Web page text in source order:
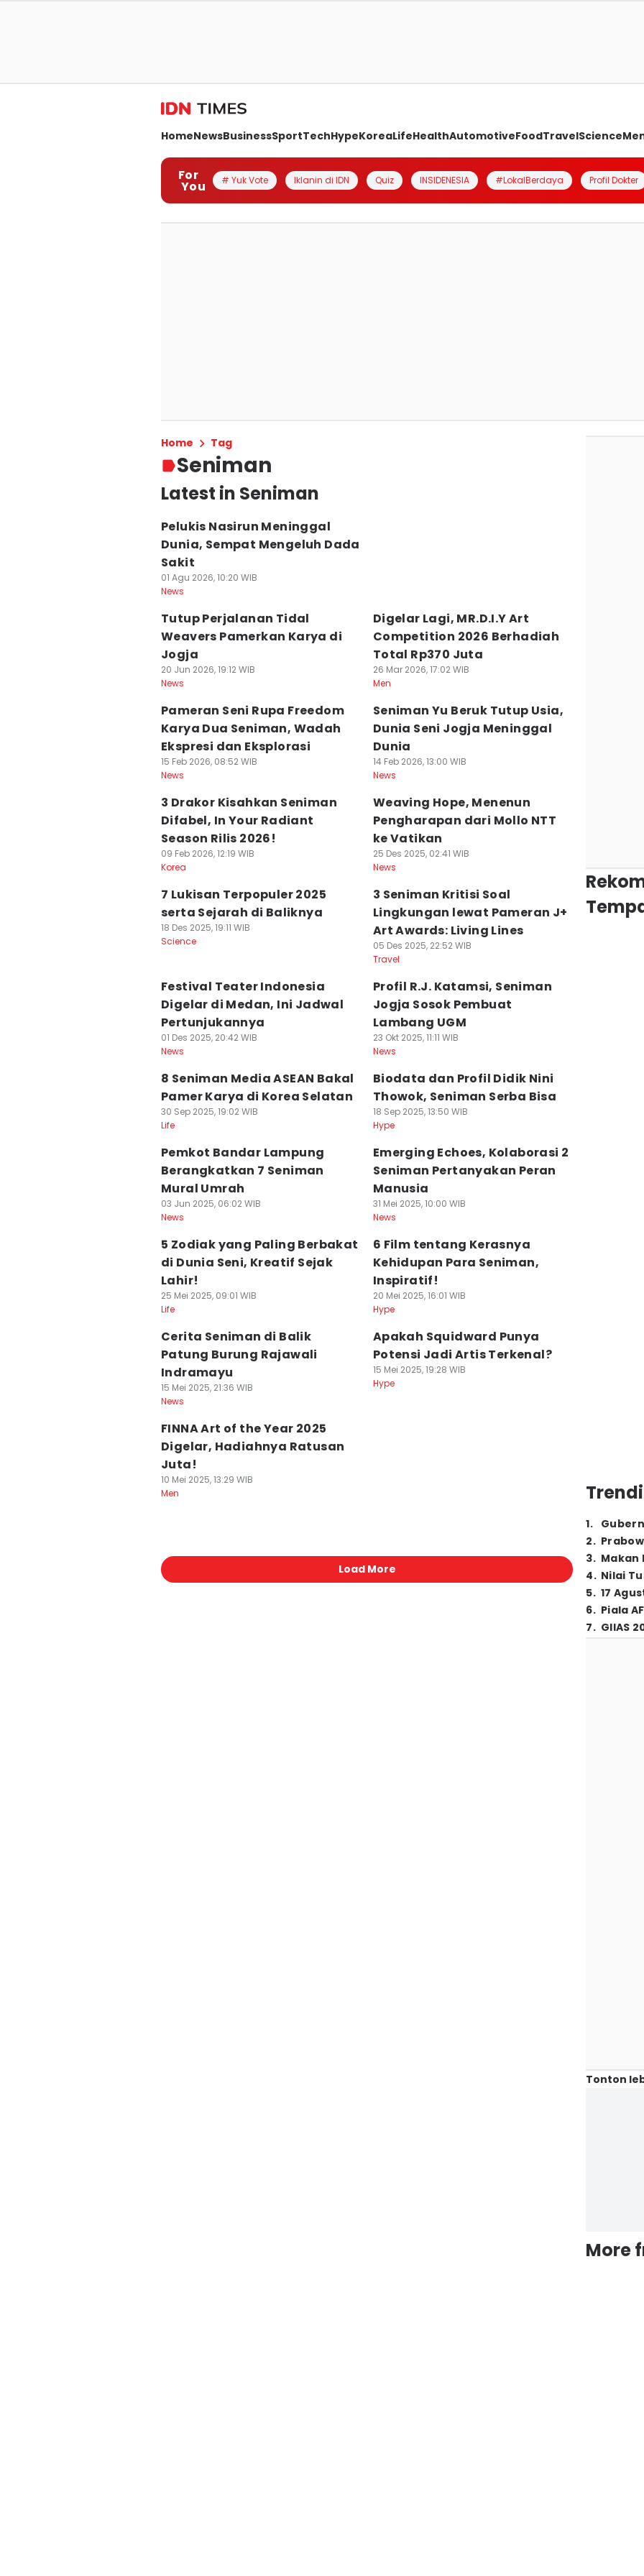
HomeNewsBusinessSportTechHypeKoreaLifeHealthAutomotiveFoodTravelScience
For
You # Yuk Vote Iklanin di IDN Quiz INSIDENESIA #LokalBerdaya Profil Dokter
Home Tag
Seniman
Latest in Seniman
Pelukis Nasirun Meninggal
Dunia, Sempat Mengeluh Dada
Sakit
01 Agu 2026, 10:20 WIB
News
Tutup Perjalanan Tidal
Weavers Pamerkan Karya di
Jogja
20 Jun 2026, 19:12 WIB
News
Digelar Lagi, MR.D.I.Y Art
Competition 2026 Berhadiah
Total Rp370 Juta
26 Mar 2026, 17:02 WIB
Men
Pameran Seni Rupa Freedom
Karya Dua Seniman, Wadah
Ekspresi dan Eksplorasi
15 Feb 2026, 08:52 WIB
News
Seniman Yu Beruk Tutup Usia,
Dunia Seni Jogja Meninggal
Dunia
14 Feb 2026, 13:00 WIB
News
3 Drakor Kisahkan Seniman
Difabel, In Your Radiant
Season Rilis 2026!
09 Feb 2026, 12:19 WIB
Korea
Weaving Hope, Menenun
Pengharapan dari Mollo NTT
ke Vatikan
25 Des 2025, 02:41 WIB
News
7 Lukisan Terpopuler 2025
serta Sejarah di Baliknya
18 Des 2025, 19:11 WIB
Science
3 Seniman Kritisi Soal
Lingkungan lewat Pameran J+
Art Awards: Living Lines
05 Des 2025, 22:52 WIB
Travel
Festival Teater Indonesia
Digelar di Medan, Ini Jadwal
Pertunjukannya
01 Des 2025, 20:42 WIB
News
Profil R.J. Katamsi, Seniman
Jogja Sosok Pembuat
Lambang UGM
23 Okt 2025, 11:11 WIB
News
8 Seniman Media ASEAN Bakal
Pamer Karya di Korea Selatan
30 Sep 2025, 19:02 WIB
Life
Biodata dan Profil Didik Nini
Thowok, Seniman Serba Bisa
18 Sep 2025, 13:50 WIB
Hype
Pemkot Bandar Lampung
Berangkatkan 7 Seniman
Mural Umrah
03 Jun 2025, 06:02 WIB
News
Emerging Echoes, Kolaborasi 2
Seniman Pertanyakan Peran
Manusia
31 Mei 2025, 10:00 WIB
News
5 Zodiak yang Paling Berbakat
di Dunia Seni, Kreatif Sejak
Lahir!
25 Mei 2025, 09:01 WIB
Life
6 Film tentang Kerasnya
Kehidupan Para Seniman,
Inspiratif!
20 Mei 2025, 16:01 WIB
Hype
Cerita Seniman di Balik
Patung Burung Rajawali
Indramayu
15 Mei 2025, 21:36 WIB
News
Apakah Squidward Punya
Potensi Jadi Artis Terkenal?
15 Mei 2025, 19:28 WIB
Hype
FINNA Art of the Year 2025
Digelar, Hadiahnya Ratusan
Juta!
10 Mei 2025, 13:29 WIB
Men
Load More
1.
2.
3. Makan
4. Nilai
5. 17
6. Piala
7. GIIAS
Tonton
More